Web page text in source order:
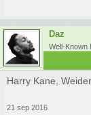
Daz
Well-Known
Harry Kane,
21 sep 2016